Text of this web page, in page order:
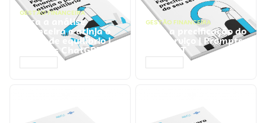
GESTÃO FINANCEIRA
Faça a análise
financeira e atinja o
ponto de equilíbrio |
Prompts ChatGPT
GESTÃO FINANCEIRA
Faça a precificação do
seu serviço | Prompts
ChatGPT